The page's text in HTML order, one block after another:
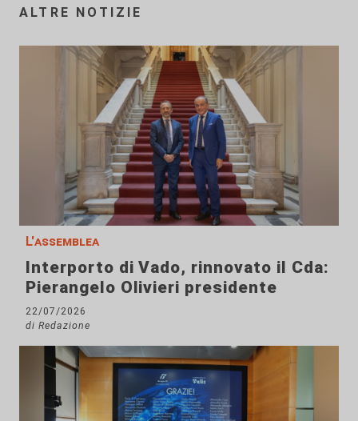
ALTRE NOTIZIE
L'assemblea
Interporto di Vado, rinnovato il Cda:
Pierangelo Olivieri presidente
22/07/2026
di Redazione